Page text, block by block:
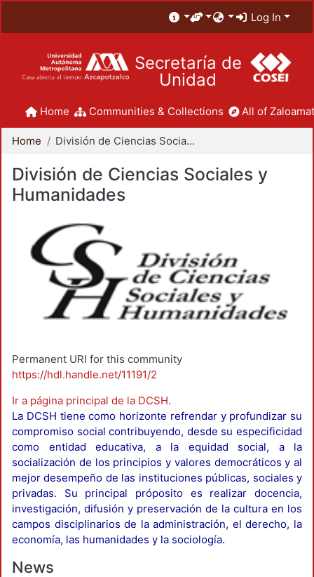
Log In
Secretaría de
Unidad
Home Communities & Collections All of
Home División de Ciencias Sociales y Humanidades
División de Ciencias Sociales y
Humanidades
Permanent URI for this community
https://hdl.handle.net/11191/2
Ir a página principal de la DCSH.
La DCSH tiene como horizonte refrendar y profundizar su
compromiso social contribuyendo, desde su especificidad
como entidad educativa, a la equidad social, a la
socialización de los principios y valores democráticos y al
mejor desempeño de las instituciones públicas, sociales y
privadas. Su principal próposito es realizar docencia,
investigación, difusión y preservación de la cultura en los
campos disciplinarios de la administración, el derecho, la
economía, las humanidades y la sociología.
News